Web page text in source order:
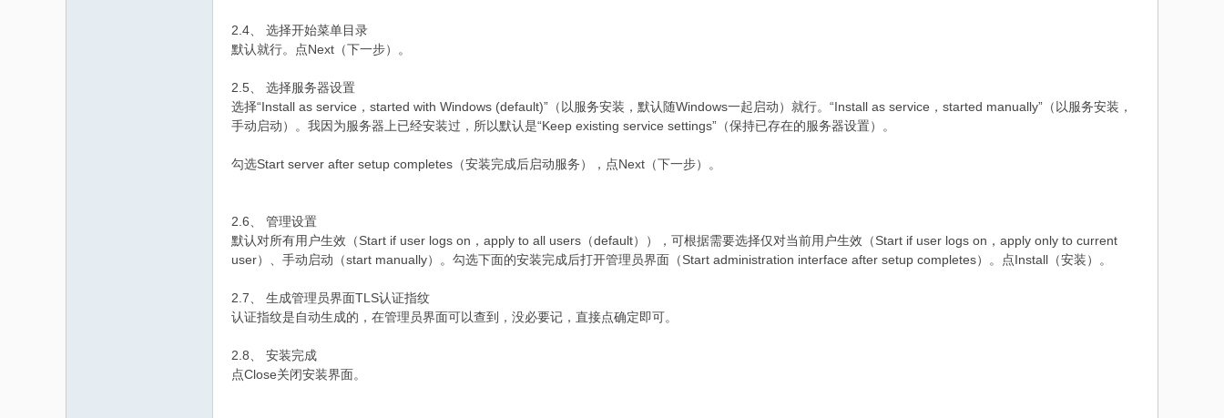
2.4、 选择开始菜单目录
默认就行。点Next（下一步）。
2.5、 选择服务器设置
选择“Install as service，started with Windows (default)”（以服务安装，默认随Windows一起启动）就行。“Install as service，started manually”（以服务安装，
手动启动）。我因为服务器上已经安装过，所以默认是“Keep existing service settings”（保持已存在的服务器设置）。
勾选Start server after setup completes（安装完成后启动服务），点Next（下一步）。
2.6、 管理设置
默认对所有用户生效（Start if user logs on，apply to all users（default）），可根据需要选择仅对当前用户生效（Start if user logs on，apply only to current
user）、手动启动（start manually）。勾选下面的安装完成后打开管理员界面（Start administration interface after setup completes）。点Install（安装）。
2.7、 生成管理员界面TLS认证指纹
认证指纹是自动生成的，在管理员界面可以查到，没必要记，直接点确定即可。
2.8、 安装完成
点Close关闭安装界面。